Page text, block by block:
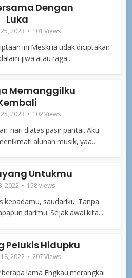
Dengan
Luka
2023 101 Views
ini Meski ia tidak diciptakan
jiwa atau raga...
Memanggilku
2023 102 Views
nari diatas pasir pantai. Aku
alunan musik, yaa...
Untukmu
2022 158 Views
kepadamu, saudariku. Tanpa
darimu. Sejak awal kita...
Pelukis Hidupku
2022 207 Views
lama Engkau merangkai